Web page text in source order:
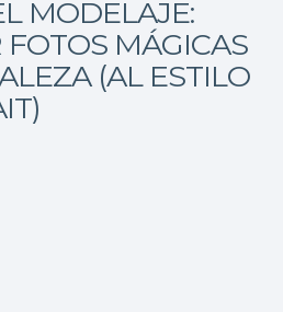
MODELAJE:
MÁGICAS
(AL ESTILO